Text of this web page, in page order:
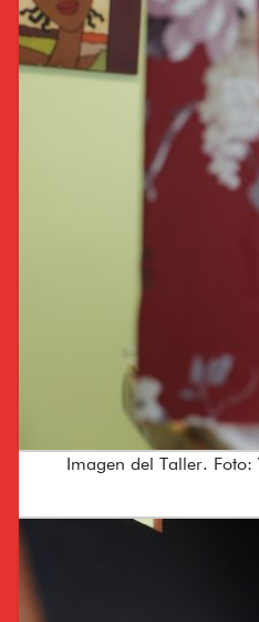
Imagen del Taller. Foto: